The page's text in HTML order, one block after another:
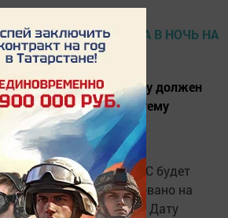
сезону Уруссу должен
альтернативную систему
года Уруссинская ГРЭС будет
принято, согласовано на
и отмене не подлежит. Дату